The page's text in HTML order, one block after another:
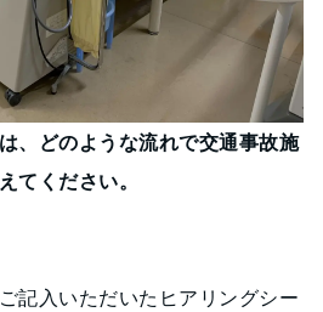
、どのような流れで交通事故施
てください。
記入いただいたヒアリングシー